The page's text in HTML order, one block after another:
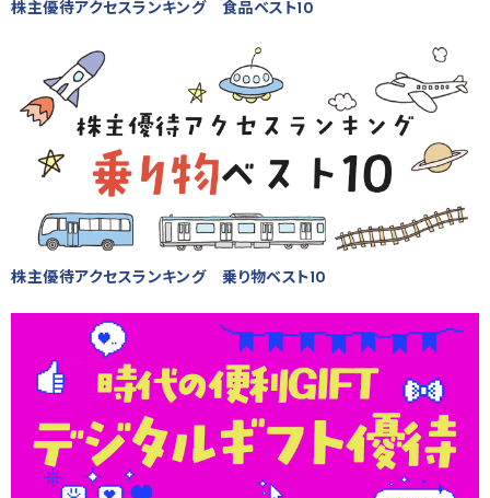
株主優待アクセスランキング 食品ベスト10
株主優待アクセスランキング 乗り物ベスト10